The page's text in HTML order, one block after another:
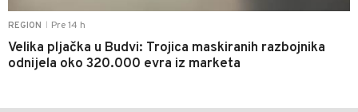
REGION Pre 14 h
Velika pljačka u Budvi: Trojica maskiranih razbojnika
odnijela oko 320.000 evra iz marketa